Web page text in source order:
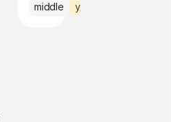
middle удалённо по РФ